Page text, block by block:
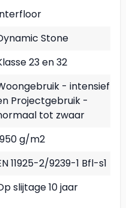
Stone
23 en 32
- intensief
Projectgebruik -
tot zwaar
g/m2
11925-2/9239-1 Bfl-s1
slijtage 10 jaar